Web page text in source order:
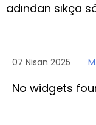
adından sıkça
07 Nisan 2025
No widgets